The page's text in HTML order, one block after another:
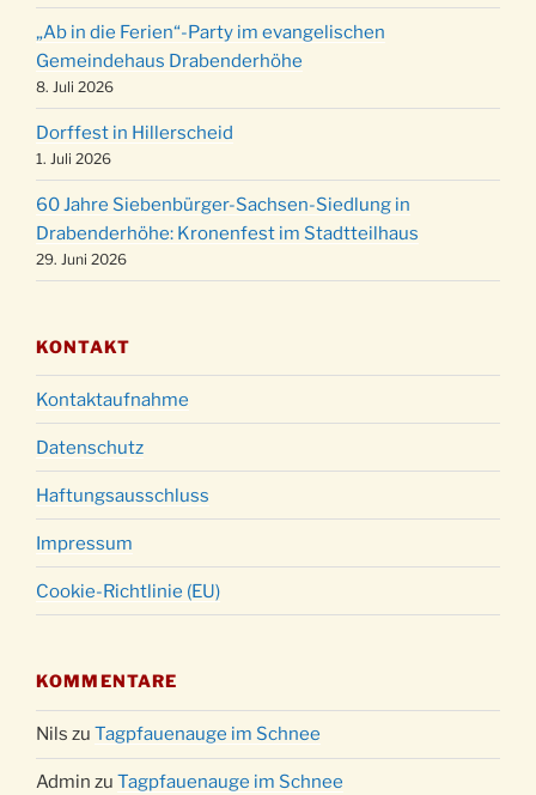
24.12.
Weihnachtsgottesdienst in der Kirche um
15:00 Uhr
24.12.
Weihnachtsgottesdienst in der Kirche um
18:00 Uhr
24.12.
Christmette mit der ev. Jugend in der Kirche
um 23:00 Uhr
31.12.
Gottesdienst zu Silvester in der Kirche um
18:00 Uhr
„Ab in die Ferien“-Party im evangelischen
Gemeindehaus Drabenderhöhe
8. Juli 2026
Dorffest in Hillerscheid
1. Juli 2026
60 Jahre Siebenbürger-Sachsen-Siedlung in
Drabenderhöhe: Kronenfest im Stadtteilhaus
29. Juni 2026
KONTAKT
Kontaktaufnahme
Datenschutz
Haftungsausschluss
Impressum
Cookie-Richtlinie (EU)
KOMMENTARE
Nils zu Tagpfauenauge im Schnee
Admin zu Tagpfauenauge im Schnee